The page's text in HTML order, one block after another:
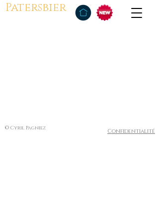
Patersbier
© Cyril Pagniez Confidentialité